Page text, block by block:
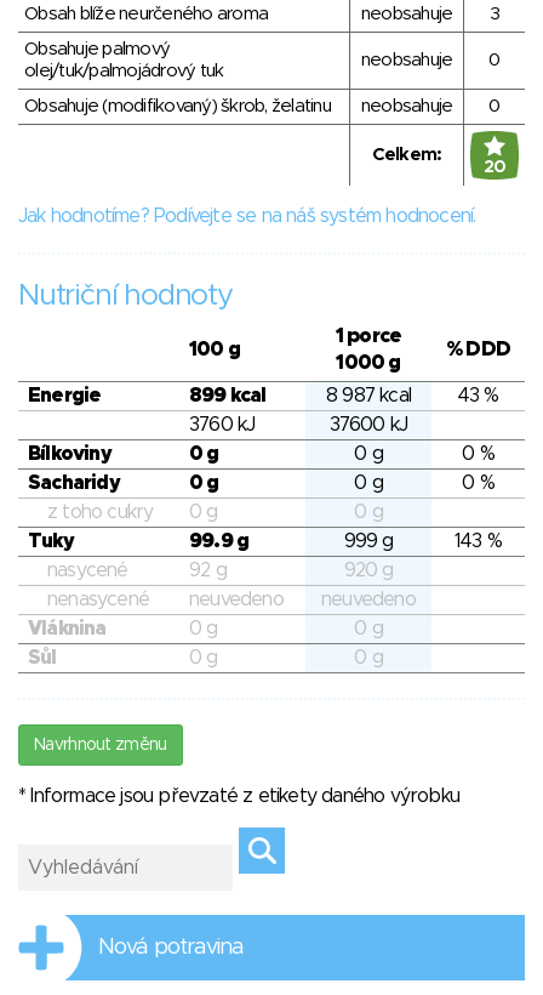
Obsah blíže neurčeného aroma neobsahuje
3
Obsahuje palmový
olej/tuk/palmojádrový tuk
neobsahuje 0
Obsahuje (modifikovaný) škrob, želatinu neobsahuje 0
Celkem:
20
Jak hodnotíme? Podívejte se na náš systém hodnocení.
Nutriční hodnoty
100 g
1 porce
1000 g
% DDD
Energie 899 kcal 8 987 kcal
43 %
3760 kJ
37600 kJ
Bílkoviny
0 g 0 g
0 %
Sacharidy
0 g 0 g
0 %
z toho cukry
0 g
0 g
Tuky
99.9 g 999 g
143 %
nasycené
92 g
920 g
nenasycené
neuvedeno
neuvedeno
Vláknina
0 g
0 g
Sůl
0 g 0 g
Navrhnout změnu
* Informace jsou převzaté z etikety daného výrobku
Nová potravina